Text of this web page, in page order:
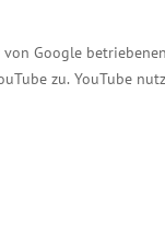
Google
zu. YouTube
sucht,
Wir werden